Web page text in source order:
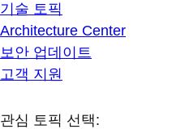
기술 토픽
Architecture Center
보안 업데이트
고객 지원
관심 토픽 선택: